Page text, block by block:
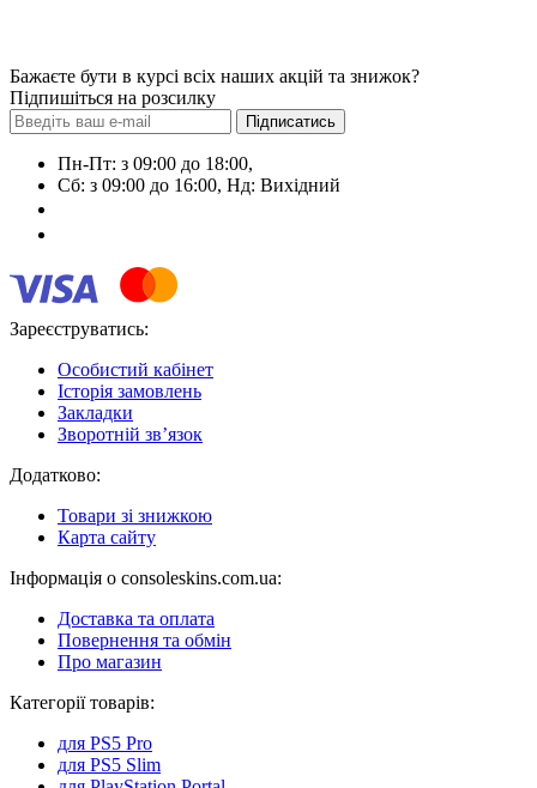
Бажаєте бути в курсі всіх наших акцій та знижок?
Підпишіться на розсилку
Підписатись
Пн-Пт: з 09:00 до 18:00,
Сб: з 09:00 до 16:00, Нд: Виxідний
Зареєструватись:
Особистий кабінет
Історія замовлень
Закладки
Зворотній зв’язок
Додатково:
Товари зі знижкою
Карта сайту
Інформація о consoleskins.com.ua:
Доставка та оплата
Повернення та обмін
Про магазин
Категорії товарів:
для PS5 Pro
для PS5 Slim